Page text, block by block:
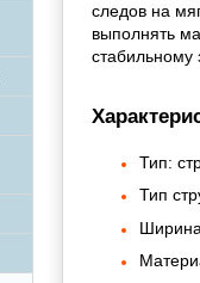
следов на
выполнять
стабильному
Тип:
Тип